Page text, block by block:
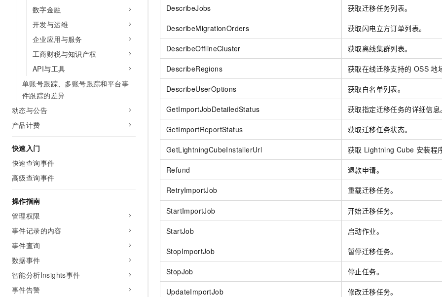
数字金融
开发与运维
企业应用与服务
工商财税与知识产权
API与工具
单账号跟踪、多账号跟踪和平台事
件跟踪的差异
动态与公告
产品计费
快速入门
快速查询事件
高级查询事件
操作指南
管理权限
事件记录的内容
事件查询
数据事件
智能分析Insights事件
事件告警
DescribeJobs 获取迁移任务列表。
DescribeMigrationOrders 获取闪电立方订单列表。
DescribeOfflineCluster 获取离线集群列表。
DescribeRegions 获取在线迁移支持的 OSS 地
DescribeUserOptions 获取白名单列表。
GetImportJobDetailedStatus 获取指定迁移任务的详细信息
GetImportReportStatus 获取迁移任务状态。
GetLightningCubeInstallerUrl 获取 Lightning Cube 安装程
Refund 退款申请。
RetryImportJob 重载迁移任务。
StartImportJob 开始迁移任务。
StartJob 启动作业。
StopImportJob 暂停迁移任务。
StopJob 停止任务。
UpdateImportJob 修改迁移任务。